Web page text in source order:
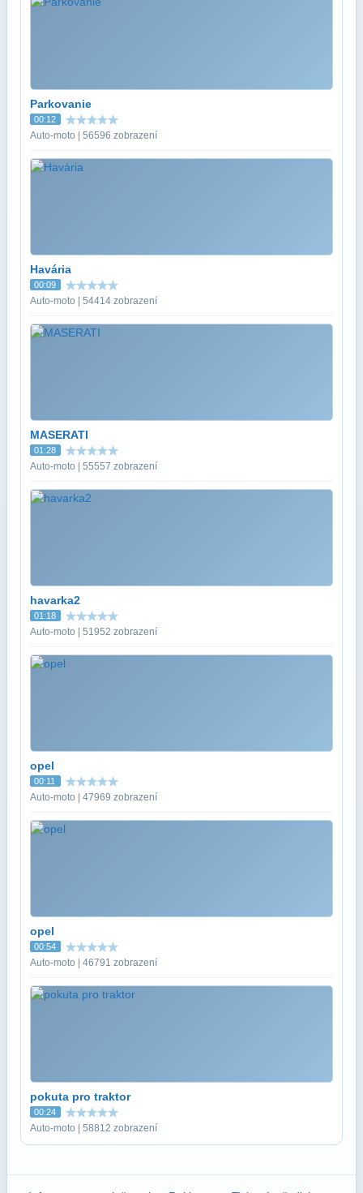
Parkovanie
00:12
Auto-moto | 56596 zobrazení
Havária
00:09
Auto-moto | 54414 zobrazení
MASERATI
01:28
Auto-moto | 55557 zobrazení
havarka2
01:18
Auto-moto | 51952 zobrazení
opel
00:11
Auto-moto | 47969 zobrazení
opel
00:54
Auto-moto | 46791 zobrazení
pokuta pro traktor
00:24
Auto-moto | 58812 zobrazení